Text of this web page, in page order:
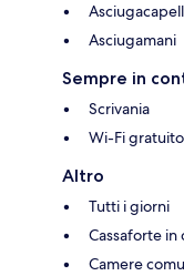
Asciugamani
Sempre in
Scrivania
Wi-Fi gratuito
Altro
Tutti i giorni
Cassaforte in
Camere